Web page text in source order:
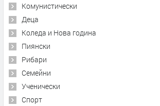
Комунистически
Деца
Коледа и Нова година
Пиянски
Рибари
Семейни
Ученически
Спорт